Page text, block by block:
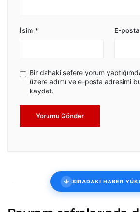
İsim * E-posta
Bir dahaki sefere yorum
üzere adımı ve e-posta adresimi
kaydet.
Yorumu Gönder
SIRADAKİ HABER